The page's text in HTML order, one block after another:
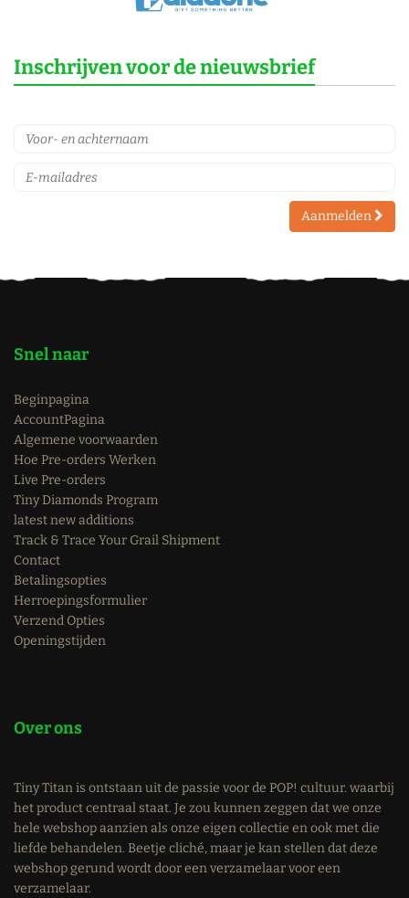
Inschrijven voor de nieuwsbrief
Aanmelden
Snel naar
Beginpagina
AccountPagina
Algemene voorwaarden
Hoe Pre-orders Werken
Live Pre-orders
Tiny Diamonds Program
latest new additions
Track & Trace Your Grail Shipment
Contact
Betalingsopties
Herroepingsformulier
Verzend Opties
Openingstijden
Over ons
Tiny Titan is ontstaan uit de passie voor de POP! cultuur. waarbij
het product centraal staat. Je zou kunnen zeggen dat we onze
hele webshop aanzien als onze eigen collectie en ook met die
liefde behandelen. Beetje cliché, maar je kan stellen dat deze
webshop gerund wordt door een verzamelaar voor een
verzamelaar.